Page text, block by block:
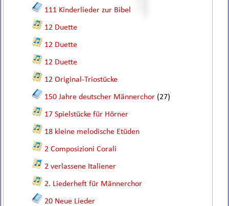
111 Kinderlieder zur Bibel
12 Duette
12 Duette
12 Duette
12 Original-Triostücke
150 Jahre deutscher Männerchor (27)
17 Spielstücke für Hörner
18 kleine melodische Etüden
2 Composizioni Corali
2 verlassene Italiener
2. Liederheft für Männerchor
20 Neue Lieder